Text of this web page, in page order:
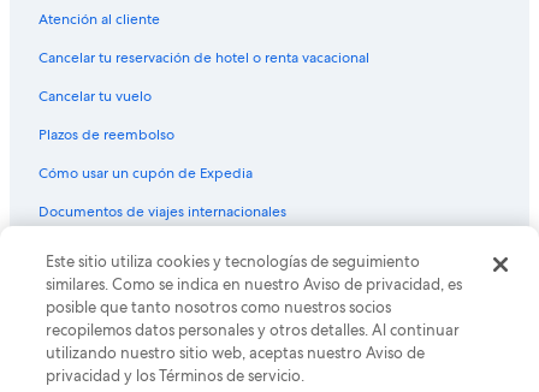
Hoteles con hidromasaje en Sonsonate
Hoteles con traslado del/al aeropuerto en Sonsonate
Hoteles con vista al mar en Sonsonate
Hoteles en la naturaleza en Sonsonate
Hoteles para bodas en Sonsonate
Casas de huéspedes en Sonsonate
Condominios en Sonsonate
Apartamentos en Sonsonate
Hoteles haciendas en Sonsonate
Atención al cliente
Cancelar tu reservación de hotel o renta vacacional
Cancelar tu vuelo
Plazos de reembolso
Cómo usar un cupón de Expedia
Documentos de viajes internacionales
© 2026 Expedia, Inc., una empresa de Expedia Group. Todos los
derechos reservados. Expedia y el logo de Expedia son marcas
registradas o marcas comerciales de Expedia, Inc. CST# 2029030-50.
Este sitio utiliza cookies y tecnologías de seguimiento
similares. Como se indica en nuestro Aviso de privacidad, es
posible que tanto nosotros como nuestros socios
recopilemos datos personales y otros detalles. Al continuar
utilizando nuestro sitio web, aceptas nuestro Aviso de
privacidad y los Términos de servicio.